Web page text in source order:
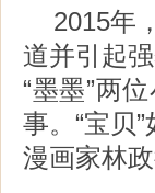
2015年
道并引起
“墨墨”两
事。“宝贝
漫画家林